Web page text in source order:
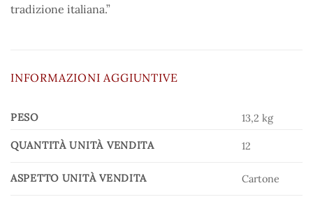
tradizione italiana.”
INFORMAZIONI AGGIUNTIVE
PESO 13,2 kg
QUANTITÀ UNITÀ VENDITA 12
ASPETTO UNITÀ VENDITA Cartone